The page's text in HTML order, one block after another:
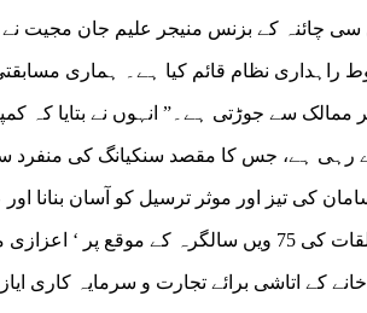
چائنہ کے بزنس منیجر علیم جان مجیت
راہداری نظام قائم کیا ہے۔ ہماری
ممالک سے جوڑتی ہے۔” انہوں نے بتایا کہ
رہی ہے، جس کا مقصد سنکیانگ کی
کی تیز اور موثر ترسیل کو آسان بنانا
کرنا ہے۔پاکستان اس سال پاک-چین سفارتی تعلقات کی 75 ویں
کے اتاشی برائے تجارت و سرمایہ کاری